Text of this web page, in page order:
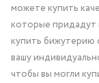
можете купить
которые придадут
купить бижутерию
вашу
чтобы вы могли